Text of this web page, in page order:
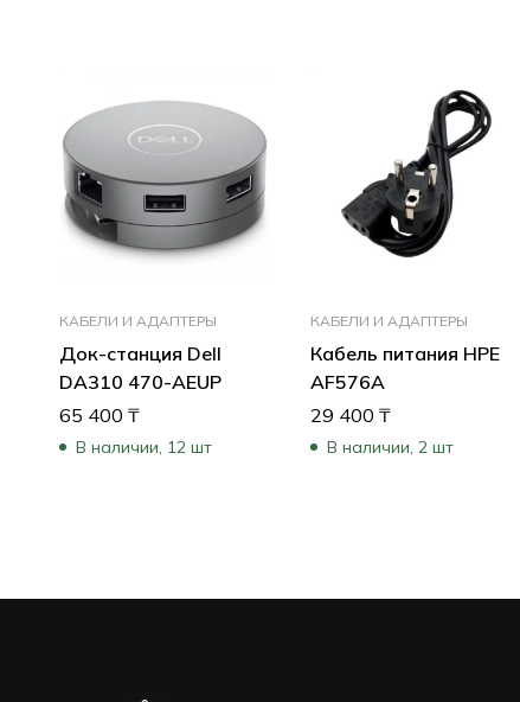
КАБЕЛИ И АДАПТЕРЫ
Док-станция Dell
DA310 470-AEUP
65 400 ₸
В наличии, 12 шт
КАБЕЛИ И АДАПТЕРЫ
Кабель питания HPE
AF576A
29 400₸
В наличии, 2 шт